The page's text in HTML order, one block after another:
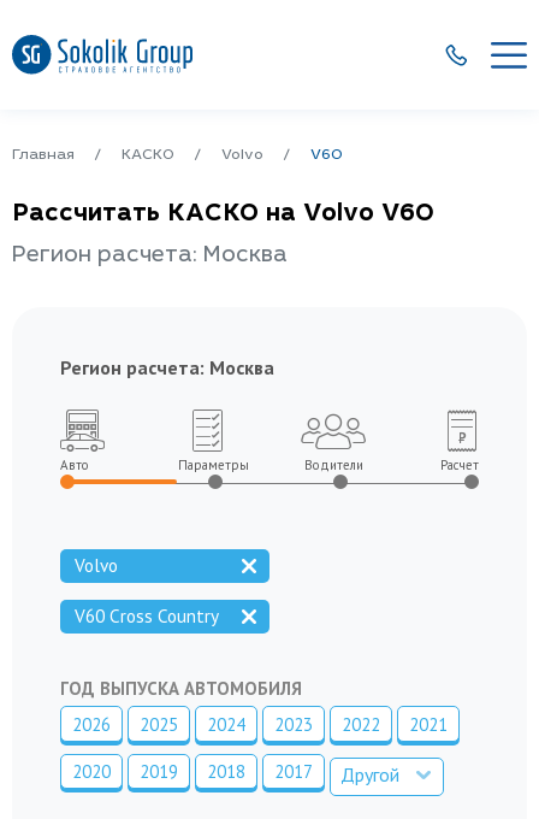
Главная КАСКО Volvo V60
Рассчитать КАСКО на Volvo V60
Регион расчета: Москва
Регион расчета: Москва
Авто Параметры Водители Расчет
Volvo
V60 Cross Country
ГОД ВЫПУСКА АВТОМОБИЛЯ
2026
2025 2024 2023 2022 2021
2020 2019 2018 2017 Другой